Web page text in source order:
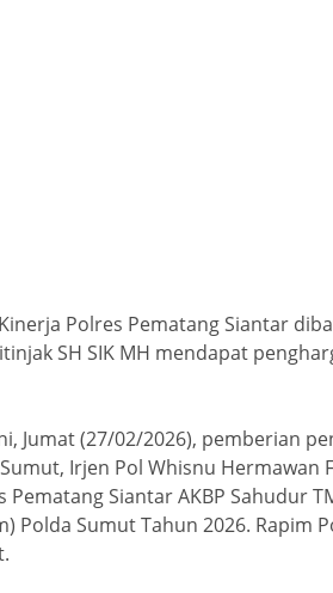
Polres Pematang Siantar
SH SIK MH mendapat
Jumat (27/02/2026), pemberian
Irjen Pol Whisnu Hermawan
Siantar AKBP Sahudur
Polda Sumut Tahun 2026. Rapim